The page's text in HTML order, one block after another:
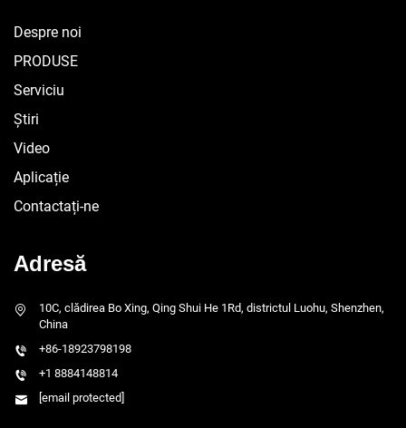
Despre noi
PRODUSE
Serviciu
Știri
Video
Aplicație
Contactați-ne
Adresă
10C, clădirea Bo Xing, Qing Shui He 1Rd, districtul Luohu, Shenzhen,
China
+86-18923798198
+1 8884148814
[email protected]